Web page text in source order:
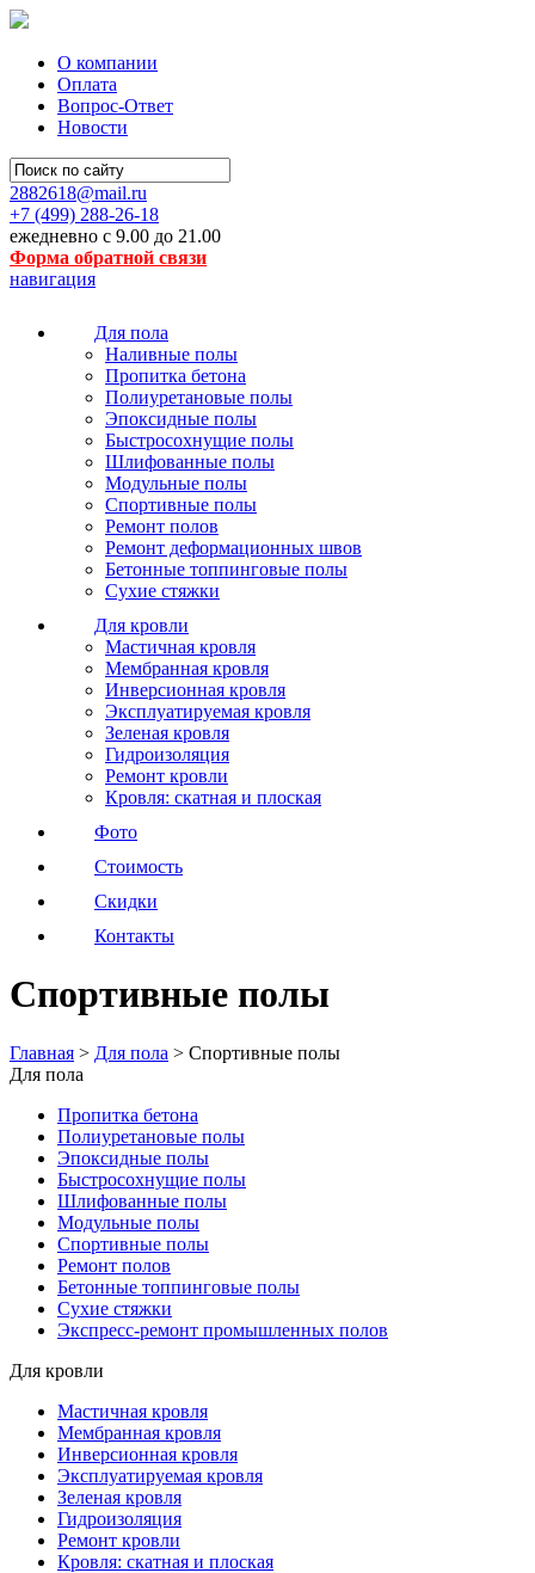
О компании
Оплата
Вопрос-Ответ
Новости
2882618@mail.ru
+7 (499) 288-26-18
ежедневно с 9.00 до 21.00
Форма обратной связи
навигация
Для пола
Наливные полы
Пропитка бетона
Полиуретановые полы
Эпоксидные полы
Быстросохнущие полы
Шлифованные полы
Модульные полы
Спортивные полы
Ремонт полов
Ремонт деформационных швов
Бетонные топпинговые полы
Сухие стяжки
Для кровли
Мастичная кровля
Мембранная кровля
Инверсионная кровля
Эксплуатируемая кровля
Зеленая кровля
Гидроизоляция
Ремонт кровли
Кровля: скатная и плоская
Фото
Стоимость
Скидки
Контакты
Спортивные полы
Главная > Для пола > Спортивные полы
Для пола
Пропитка бетона
Полиуретановые полы
Эпоксидные полы
Быстросохнущие полы
Шлифованные полы
Модульные полы
Спортивные полы
Ремонт полов
Бетонные топпинговые полы
Сухие стяжки
Экспресс-ремонт промышленных полов
Для кровли
Мастичная кровля
Мембранная кровля
Инверсионная кровля
Эксплуатируемая кровля
Зеленая кровля
Гидроизоляция
Ремонт кровли
Кровля: скатная и плоская